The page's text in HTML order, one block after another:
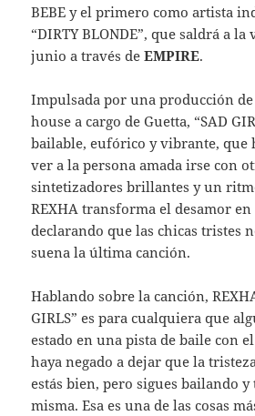
BEBE y el primero como artista
“DIRTY BLONDE”, que saldrá a la
junio a través de EMPIRE.
Impulsada por una producción
house a cargo de Guetta, “SAD
bailable, eufórico y vibrante, que
ver a la persona amada irse con
sintetizadores brillantes y un
REXHA transforma el desamor en
declarando que las chicas tristes
suena la última canción.
Hablando sobre la canción,
GIRLS” es para cualquiera que
estado en una pista de baile con
haya negado a dejar que la
estás bien, pero sigues bailando y
misma. Esa es una de las cosas